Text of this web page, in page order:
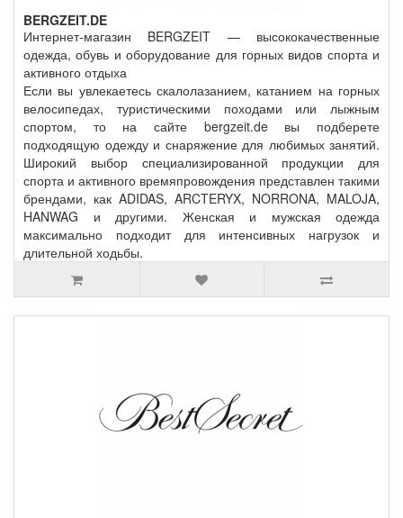
BERGZEIT.DE
Интернет-магазин BERGZEIT — высококачественные
одежда, обувь и оборудование для горных видов спорта и
активного отдыха
Если вы увлекаетесь скалолазанием, катанием на горных
велосипедах, туристическими походами или лыжным
спортом, то на сайте bergzeit.de вы подберете
подходящую одежду и снаряжение для любимых занятий.
Широкий выбор специализированной продукции для
спорта и активного времяпровождения представлен такими
брендами, как ADIDAS, ARCTERYX, NORRONA, MALOJA,
HANWAG и другими. Женская и мужская одежда
максимально подходит для интенсивных нагрузок и
длительной ходьбы.